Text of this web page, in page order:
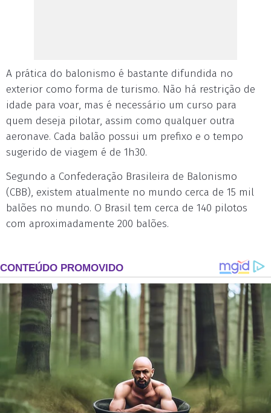
A prática do balonismo é bastante difundida no
exterior como forma de turismo. Não há restrição de
idade para voar, mas é necessário um curso para
quem deseja pilotar, assim como qualquer outra
aeronave. Cada balão possui um prefixo e o tempo
sugerido de viagem é de 1h30.
Segundo a Confederação Brasileira de Balonismo
(CBB), existem atualmente no mundo cerca de 15 mil
balões no mundo. O Brasil tem cerca de 140 pilotos
com aproximadamente 200 balões.